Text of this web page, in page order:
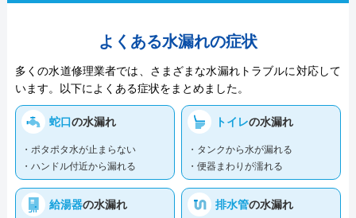
よくある水漏れの症状
多くの水道修理業者では、さまざまな水漏れトラブルに対応して
います。以下によくある症状をまとめました。
蛇口の水漏れ
・ポタポタ水が止まらない
・ハンドル付近から漏れる
トイレの水漏れ
・タンクから水が漏れる
・便器まわりが濡れる
給湯器の水漏れ 排水管の水漏れ